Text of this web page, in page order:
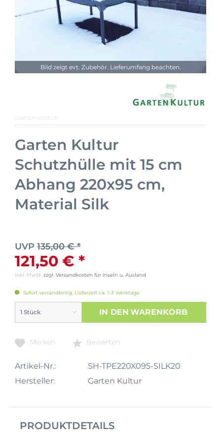
Bild zeigt evt. Zubehör. Lieferumfang beachten.
GARTEN KULTUR
Garten Kultur
Schutzhülle mit 15 cm
Abhang 220x95 cm,
Material Silk
UVP 135,00 € *
121,50 € *
inkl. MwSt. zzgl. Versandkosten für Inseln u. Ausland
Sofort versandfertig, Lieferzeit ca. 1-3 Werktage
IN DEN WARENKORB
Merken Bewerten
Artikel-Nr.:
SH-TPE220X095-SILK20
Hersteller:
Garten Kultur
PRODUKTDETAILS